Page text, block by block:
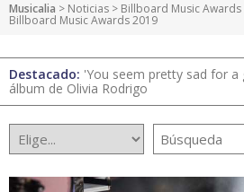
Musicalia > Noticias > Billboard Music Awards
Billboard Music Awards 2019
Destacado: 'You seem pretty sad for
álbum de Olivia Rodrigo